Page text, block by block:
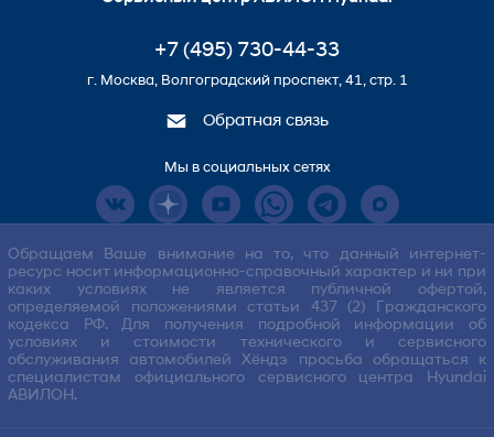
+7 (495) 730-44-33
г. Москва, Волгоградский проспект, 41, стр. 1
Обратная связь
Мы в социальных сетях
Обращаем Ваше внимание на то, что данный интернет-
ресурс носит информационно-справочный характер и ни при
каких условиях не является публичной офертой,
определяемой положениями статьи 437 (2) Гражданского
кодекса РФ. Для получения подробной информации об
условиях и стоимости технического и сервисного
обслуживания автомобилей Хёндэ просьба обращаться к
специалистам официального сервисного центра Hyundai
АВИЛОН.